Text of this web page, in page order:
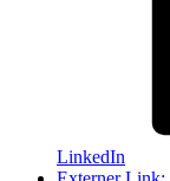
LinkedIn